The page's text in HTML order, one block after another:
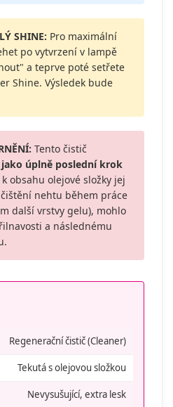
SHINE: Pro maximální
po vytvrzení v lampě
a teprve poté setřete
Shine. Výsledek bude
Tento čistič
úplně poslední krok
obsahu olejové složky jej
nehtu během práce
další vrstvy gelu), mohlo
a následnému
Regenerační čistič (Cleaner)
Tekutá s olejovou složkou
Nevysušující, extra lesk